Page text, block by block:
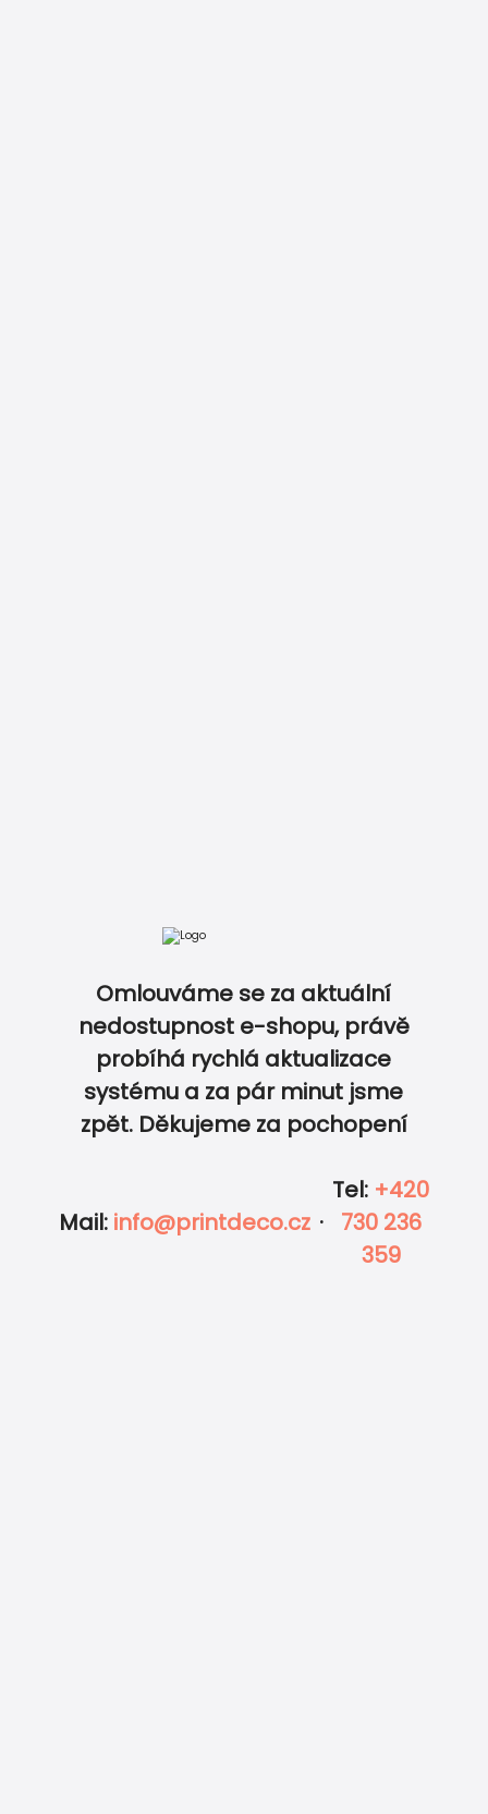
Omlouváme se za aktuální
nedostupnost e-shopu, právě
probíhá rychlá aktualizace
systému a za pár minut jsme
zpět. Děkujeme za pochopení
Mail: info@printdeco.cz ·
Tel: +420
730 236
359
Expresní tisk a rychlé doručení
Garance ceny a 100% kvality